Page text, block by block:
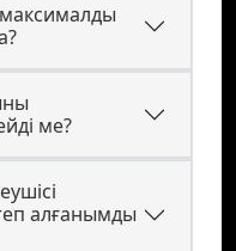
ме?
алғанымды